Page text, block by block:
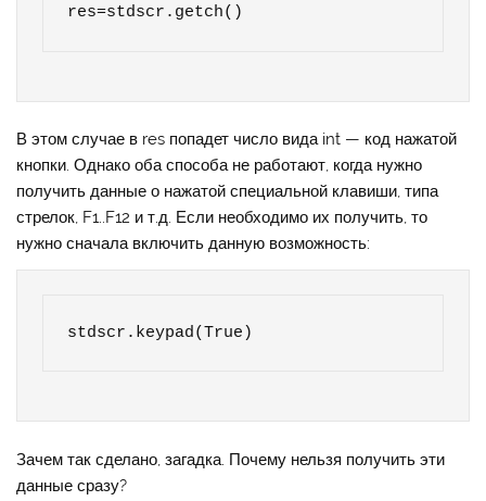
res=stdscr.getch()
В этом случае в res попадет число вида int — код нажатой
кнопки. Однако оба способа не работают, когда нужно
получить данные о нажатой специальной клавиши, типа
стрелок, F1..F12 и т.д. Если необходимо их получить, то
нужно сначала включить данную возможность:
stdscr.keypad(True)
Зачем так сделано, загадка. Почему нельзя получить эти
данные сразу?